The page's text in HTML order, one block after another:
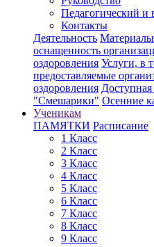
Педагогический и
Контакты
Деятельность
оснащенность
оздоровления Услуги, в
предоставляемые
оздоровления Доступная
"Смешарики" Осенние
Ученикам
ПАМЯТКИ Расписание
1 Класс
2 Класс
3 Класс
4 Класс
5 Класс
6 Класс
7 Класс
8 Класс
9 Класс